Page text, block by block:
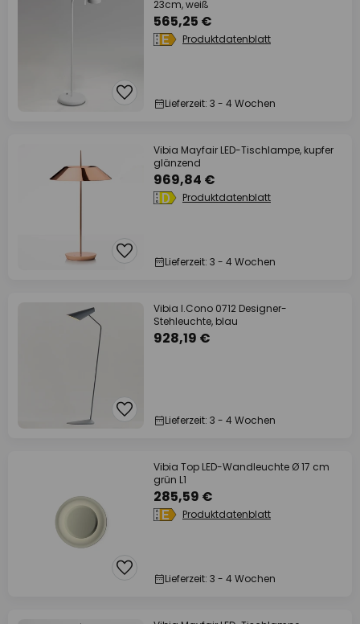
23cm, weiß
565,25 €
Produktdatenblatt
Lieferzeit: 3 - 4 Wochen
Vibia Mayfair LED-Tischlampe, kupfer
glänzend
969,84 €
Produktdatenblatt
Lieferzeit: 3 - 4 Wochen
Vibia I.Cono 0712 Designer-
Stehleuchte, blau
928,19 €
Lieferzeit: 3 - 4 Wochen
Vibia Top LED-Wandleuchte Ø 17 cm
grün L1
285,59 €
Produktdatenblatt
Lieferzeit: 3 - 4 Wochen